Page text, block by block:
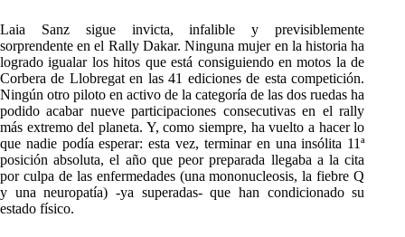
Laia Sanz sigue invicta, infalible y previsiblemente
sorprendente en el Rally Dakar. Ninguna mujer en la historia ha
logrado igualar los hitos que está consiguiendo en motos la de
Corbera de Llobregat en las 41 ediciones de esta competición.
Ningún otro piloto en activo de la categoría de las dos ruedas ha
podido acabar nueve participaciones consecutivas en el rally
más extremo del planeta. Y, como siempre, ha vuelto a hacer lo
que nadie podía esperar: esta vez, terminar en una insólita 11ª
posición absoluta, el año que peor preparada llegaba a la cita
por culpa de las enfermedades (una mononucleosis, la fiebre Q
y una neuropatía) -ya superadas- que han condicionado su
estado físico.